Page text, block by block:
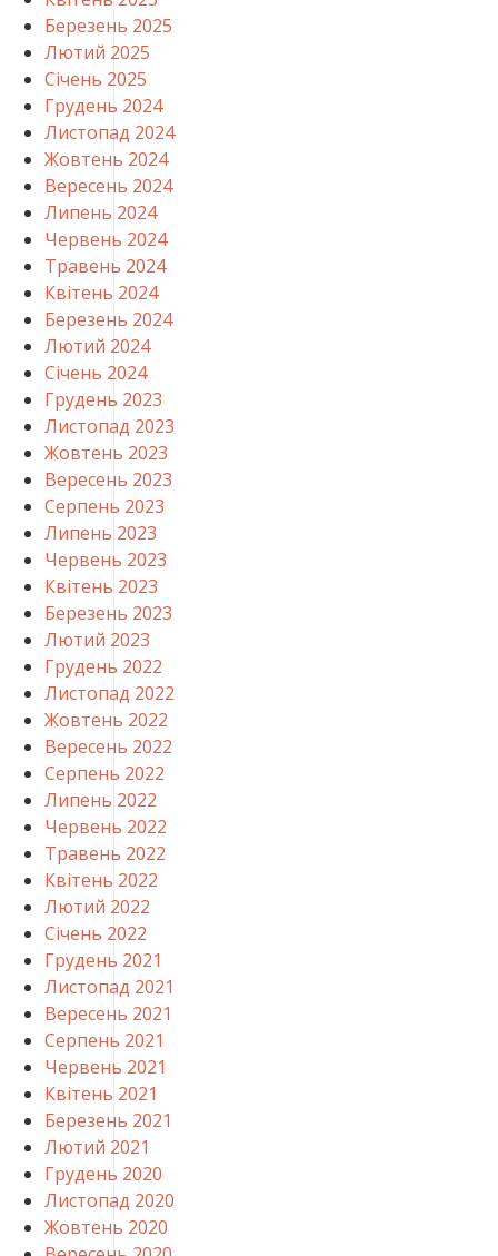
Березень 2025
Лютий 2025
Січень 2025
Грудень 2024
Листопад 2024
Жовтень 2024
Вересень 2024
Липень 2024
Червень 2024
Травень 2024
Квітень 2024
Березень 2024
Лютий 2024
Січень 2024
Грудень 2023
Листопад 2023
Жовтень 2023
Вересень 2023
Серпень 2023
Липень 2023
Червень 2023
Квітень 2023
Березень 2023
Лютий 2023
Грудень 2022
Листопад 2022
Жовтень 2022
Вересень 2022
Серпень 2022
Липень 2022
Червень 2022
Травень 2022
Квітень 2022
Лютий 2022
Січень 2022
Грудень 2021
Листопад 2021
Вересень 2021
Серпень 2021
Червень 2021
Квітень 2021
Березень 2021
Лютий 2021
Грудень 2020
Листопад 2020
Жовтень 2020